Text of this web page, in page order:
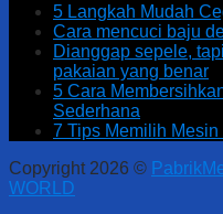
5 Langkah Mudah
Cara mencuci baju
Dianggap sepele,
pakaian yang benar
5 Cara
Sederhana
7 Tips Memilih
Copyright 2026 ©
WORLD